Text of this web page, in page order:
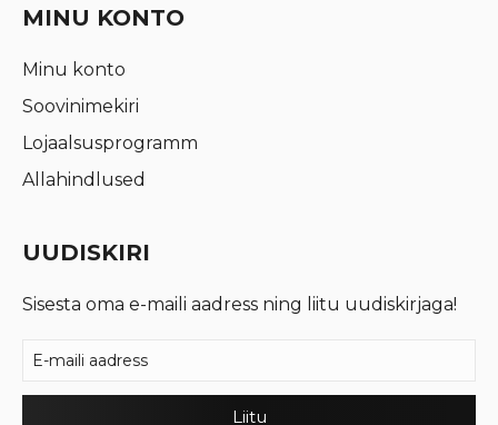
MINU KONTO
Minu konto
Soovinimekiri
Lojaalsusprogramm
Allahindlused
UUDISKIRI
Sisesta oma e-maili aadress ning liitu uudiskirjaga!